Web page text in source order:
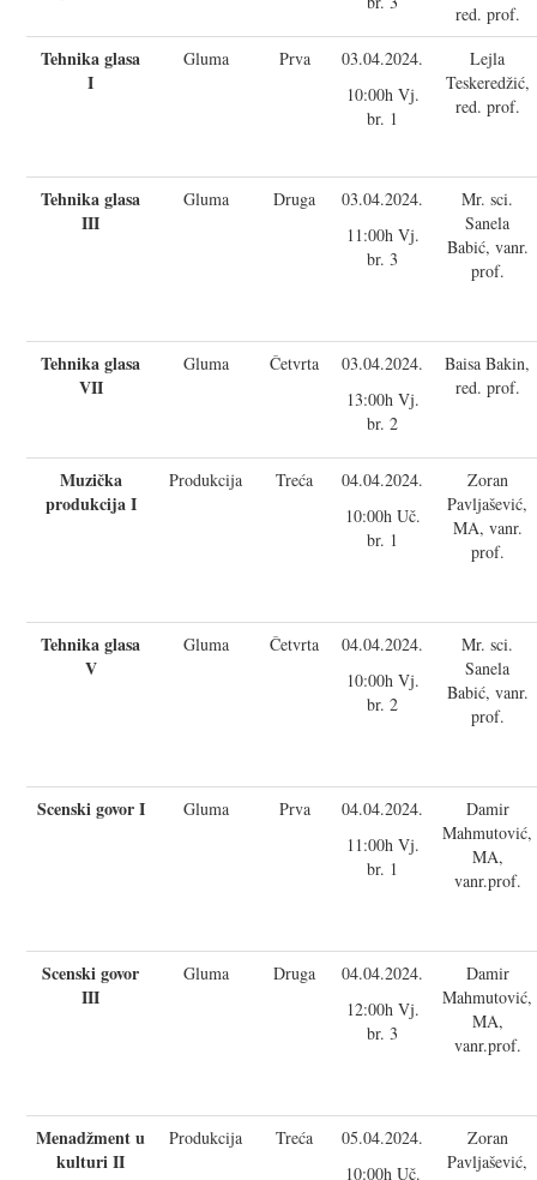
red. prof.
Tehnika glasa
I
Gluma Prva
03.04.2024.
10:00h Vj.
br. 1
Lejla
Teskeredžić,
red. prof.
Tehnika glasa
III
Gluma Druga
03.04.2024.
11:00h Vj.
br. 3
Mr. sci.
Sanela
Babić, vanr.
prof.
Tehnika glasa
VII
Gluma Četvrta
03.04.2024.
13:00h Vj.
br. 2
Baisa Bakin,
red. prof.
Muzička
produkcija I
Produkcija Treća
04.04.2024.
10:00h Uč.
br. 1
Zoran
Pavljašević,
MA, vanr.
prof.
Tehnika glasa
V
Gluma Četvrta
04.04.2024.
10:00h Vj.
br. 2
Mr. sci.
Sanela
Babić, vanr.
prof.
Scenski govor I Gluma Prva
04.04.2024.
11:00h Vj.
br. 1
Damir
Mahmutović,
MA,
vanr.prof.
Scenski govor
III
Gluma Druga
04.04.2024.
12:00h Vj.
br. 3
Damir
Mahmutović,
MA,
vanr.prof.
Menadžment u
kulturi II
Produkcija Treća
05.04.2024.
10:00h Uč.
Zoran
Pavljašević,